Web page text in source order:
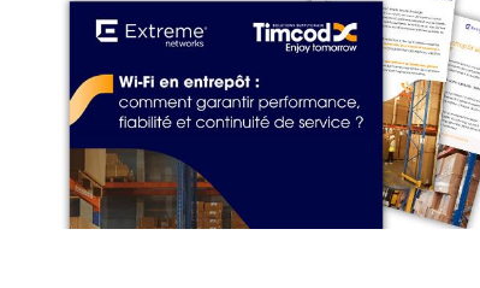
20.07.2026
[Livre blanc] Wi-Fi en entrepôt
Temps de lecture : 3 min– Lire l’article